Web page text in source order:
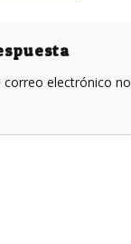
correo electrónico